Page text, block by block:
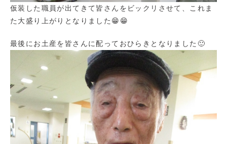
仮装した職員が出てきて皆さんをビックリさせて、これま
た大盛り上がりとなりました😁😁
最後にお土産を皆さんに配っておひらきとなりました🙂